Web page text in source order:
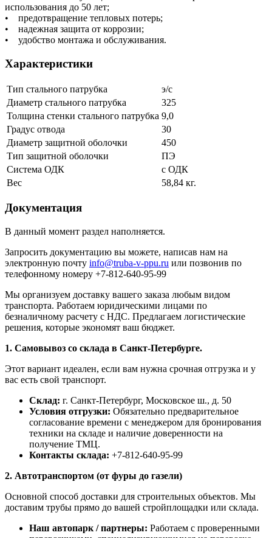
использования до 50 лет;
• предотвращение тепловых потерь;
• надежная защита от коррозии;
• удобство монтажа и обслуживания.
Характеристики
Тип стального патрубка
э/с
Диаметр стального патрубка
325
Толщина стенки стального патрубка 9,0
Градус отвода
30
Диаметр защитной оболочки
450
Тип защитной оболочки
ПЭ
Система ОДК
с ОДК
Вес
58,84 кг.
Документация
В данный момент раздел наполняется.
Запросить документацию вы можете, написав нам на
электронную почту info@truba-v-ppu.ru или позвонив по
телефонному номеру +7-812-640-95-99
Мы организуем доставку вашего заказа любым видом
транспорта. Работаем юридическими лицами по
безналичному расчету с НДС. Предлагаем логистические
решения, которые экономят ваш бюджет.
1. Самовывоз со склада в Санкт-Петербурге.
Этот вариант идеален, если вам нужна срочная отгрузка и у
вас есть свой транспорт.
Склад: г. Санкт-Петербург, Московское ш., д. 50
Условия отгрузки: Обязательно предварительное
согласование времени с менеджером для бронирования
техники на складе и наличие доверенности на
получение ТМЦ.
Контакты склада: +7-812-640-95-99
2. Автотранспортом (от фуры до газели)
Основной способ доставки для строительных объектов. Мы
доставим трубы прямо до вашей стройплощадки или склада.
Наш автопарк / партнеры: Работаем с проверенными